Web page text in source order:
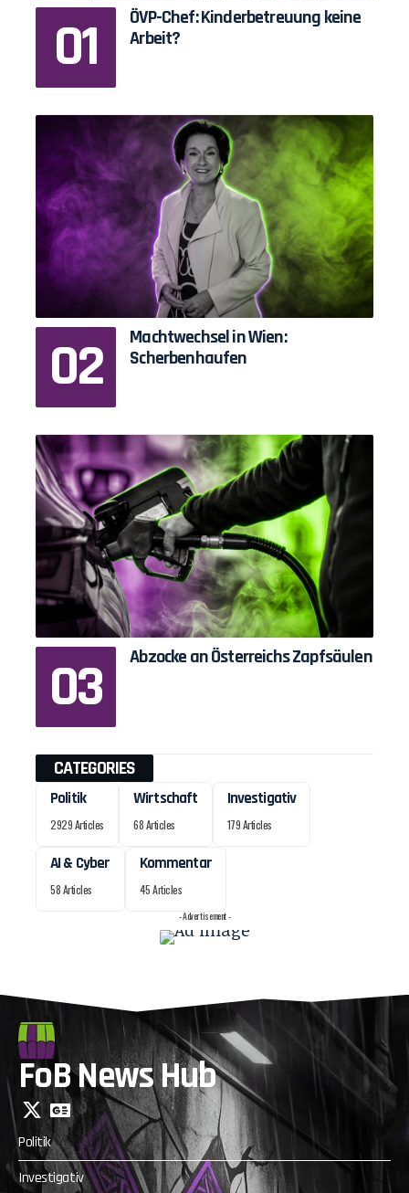
ÖVP-Chef: Kinderbetreuung keine
Arbeit?
Machtwechsel in Wien:
Scherbenhaufen
Abzocke an Österreichs Zapfsäulen
CATEGORIES
Politik
2929 Articles
Wirtschaft
68 Articles
Investigativ
179 Articles
AI & Cyber
58 Articles
Kommentar
45 Articles
- Advertisement -
FoB News Hub
Politik
Investigativ